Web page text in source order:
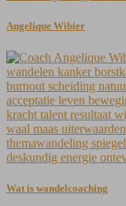
Angelique Wibier
Wat is wandelcoaching